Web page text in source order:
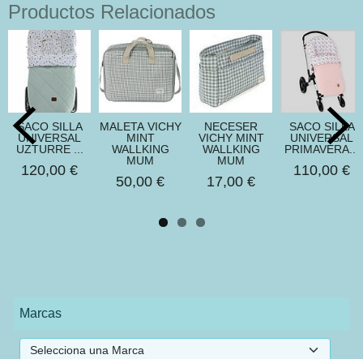
Marcas
Productos Relacionados
SACO SILLA
UNIVERSAL
UZTURRE ...
120,00 €
MALETA VICHY
MINT
WALLKING
MUM
50,00 €
NECESER
VICHY MINT
WALLKING
MUM
17,00 €
SACO SILLA
UNIVERSAL
PRIMAVERA...
110,00 €